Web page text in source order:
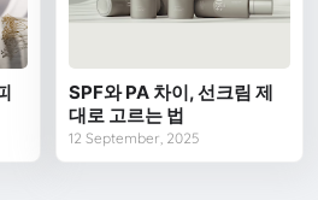
SPF와 PA 차이, 선크림 제
대로 고르는 법
12 September, 2025